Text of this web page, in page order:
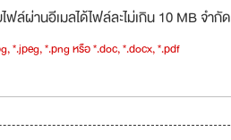
ฟล์ผ่านอีเมลได้ไฟล์ละไม่เกิน 10 MB จำกั
*.jpeg, *.png หรือ *.doc, *.docx, *.pdf